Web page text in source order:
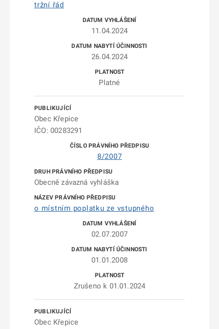
tržní řád
11.04.2024
26.04.2024
Platné
Obec Křepice
IČO: 00283291
8/2007
Obecně závazná vyhláška
o místním poplatku ze vstupného
02.07.2007
01.01.2008
Zrušeno k 01.01.2024
Obec Křepice